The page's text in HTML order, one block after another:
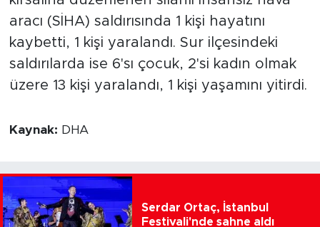
aracı (SİHA) saldırısında 1 kişi hayatını
kaybetti, 1 kişi yaralandı. Sur ilçesindeki
saldırılarda ise 6'sı çocuk, 2'si kadın olmak
üzere 13 kişi yaralandı, 1 kişi yaşamını yitirdi.
Kaynak: DHA
Serdar Ortaç, İstanbul
Festivali'nde sahne aldı